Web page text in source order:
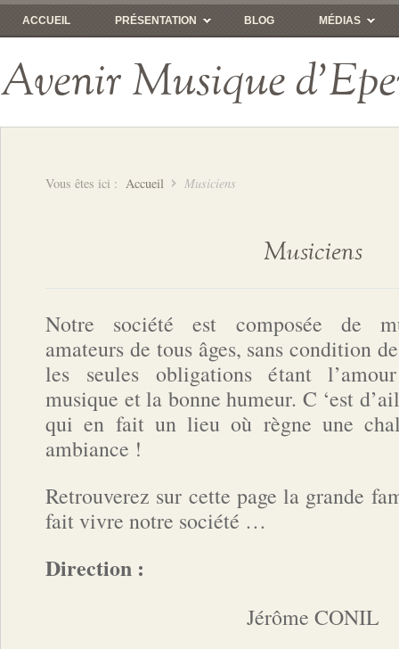
ACCUEIL PRÉSENTATION BLOG MÉDIAS
Avenir Musique
Vous êtes ici : Accueil Musiciens
Musiciens
Notre société est composée de
amateurs de tous âges, sans condition
les seules obligations étant
musique et la bonne humeur. C ‘est
qui en fait un lieu où règne une
ambiance !
Retrouverez sur cette page la grande
fait vivre notre société …
Direction :
Jérôme CONIL